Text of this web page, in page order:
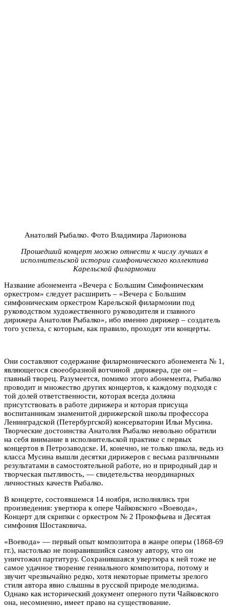
Анатолий Рыбалко. Фото Владимира Ларионова
Прошедший концерт можно отнести к числу лучших в
исполнительской истории симфонического коллектива
Карельской филармонии
Название абонемента «Вечера с Большим Симфоническим
оркестром» следует расширить – «Вечера с Большим
симфоническим оркестром Карельской филармонии под
руководством художественного руководителя и главного
дирижера Анатолия Рыбалко», ибо именно дирижер – создатель
того успеха, с которым, как правило, проходят эти концерты.
Они составляют содержание филармонического абонемента № 1,
являющегося своеобразной вотчиной дирижера, где он –
главный творец. Разумеется, помимо этого абонемента, Рыбалко
проводит и множество других концертов, к каждому подходя с
той долей ответственности, которая всегда должна
присутствовать в работе дирижера и которая присуща
воспитанникам знаменитой дирижерской школы профессора
Ленинградской (Петербургской) консерватории Ильи Мусина.
Творческие достоинства Анатолия Рыбалко невольно обратили
на себя внимание в исполнительской практике с первых
концертов в Петрозаводске. И, конечно, не только школа, ведь из
класса Мусина вышли десятки дирижеров с весьма различными
результатами в самостоятельной работе, но и природный дар и
творческая пытливость, — свидетельства неординарных
личностных качеств Рыбалко.
В концерте, состоявшемся 14 ноября, исполнялись три
произведения: увертюра к опере Чайковского «Воевода»,
Концерт для скрипки с оркестром № 2 Прокофьева и Десятая
симфония Шостаковича.
«Воевода» — первый опыт композитора в жанре оперы (1868-69
гг.), настолько не понравившийся самому автору, что он
уничтожил партитуру. Сохранившаяся увертюра к ней тоже не
самое удачное творение гениального композитора, потому и
звучит чрезвычайно редко, хотя некоторые приметы зрелого
стиля автора явно слышны в русской природе мелодизма.
Однако как исторический документ оперного пути Чайковского
она, несомненно, имеет право на существование.